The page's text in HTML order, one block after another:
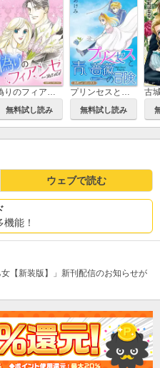
偽りのフィアンセ in ROMA【新装版】
無料試し読み
プリンセスと青い薔薇の冒険【新装版】
無料試し読み
ウェブで読む
能！
【新装版】」新刊配信のお知らせが